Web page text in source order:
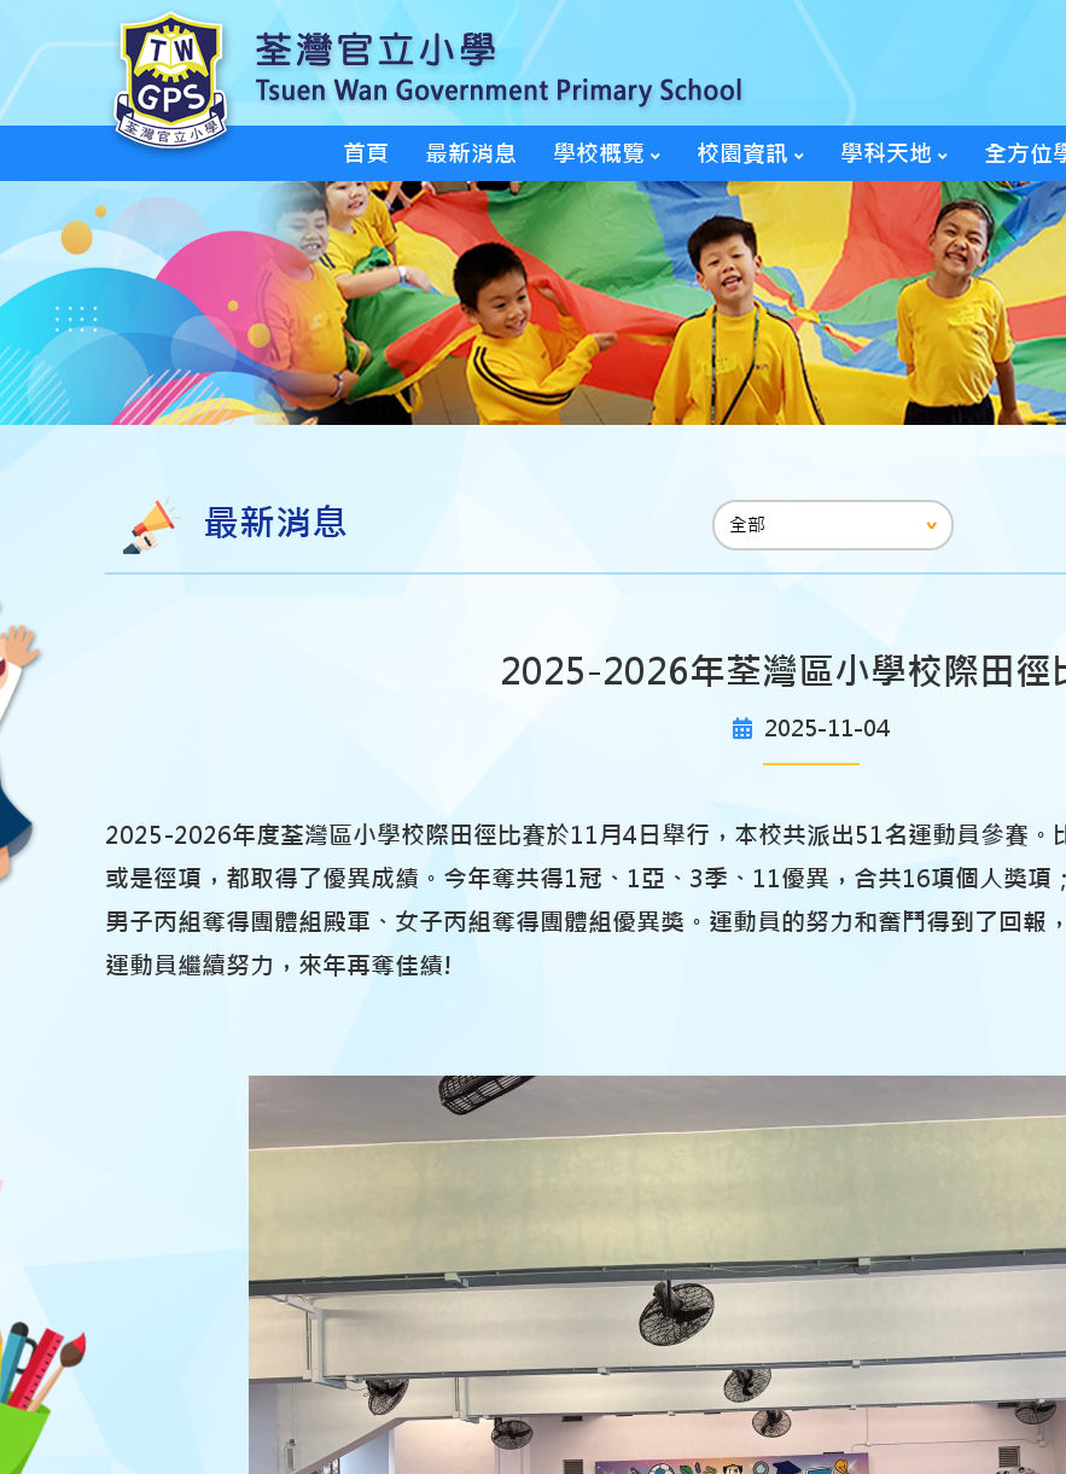
首頁 最新消息 學校概覽 校園資訊 學科天地 全方位
最新消息
2025-2026年荃灣區小學校際田徑
2025-11-04
2025-2026年度荃灣區小學校際田徑比賽於11月4日舉行，本校共派出51名運動員參賽。
或是徑項，都取得了優異成績。今年奪共得1冠、1亞、3季、11優異，合共16項個人獎項
男子丙組奪得團體組殿軍、女子丙組奪得團體組優異獎。運動員的努力和奮鬥得到了回報
運動員繼續努力，來年再奪佳績!